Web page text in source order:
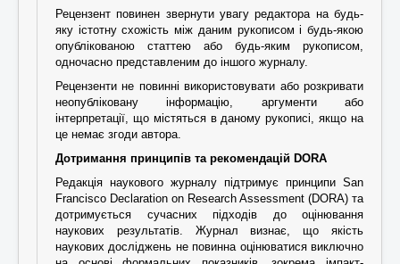
Рецензент повинен звернути увагу редактора на будь-
яку істотну схожість між даним рукописом і будь-якою
опублікованою статтею або будь-яким рукописом,
одночасно представленим до іншого журналу.
Рецензенти не повинні використовувати або розкривати
неопубліковану інформацію, аргументи або
інтерпретації, що містяться в даному рукописі, якщо на
це немає згоди автора.
Дотримання принципів та рекомендацій DORA
Редакція наукового журналу підтримує принципи San
Francisco Declaration on Research Assessment (DORA) та
дотримується сучасних підходів до оцінювання
наукових результатів. Журнал визнає, що якість
наукових досліджень не повинна оцінюватися виключно